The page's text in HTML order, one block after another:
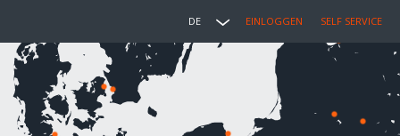
DE EINLOGGEN SELF SERVICE